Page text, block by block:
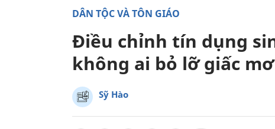
DÂN TỘC VÀ TÔN GIÁO
Điều chỉnh tín dụng
không ai bỏ lỡ giấc
Sỹ Hào